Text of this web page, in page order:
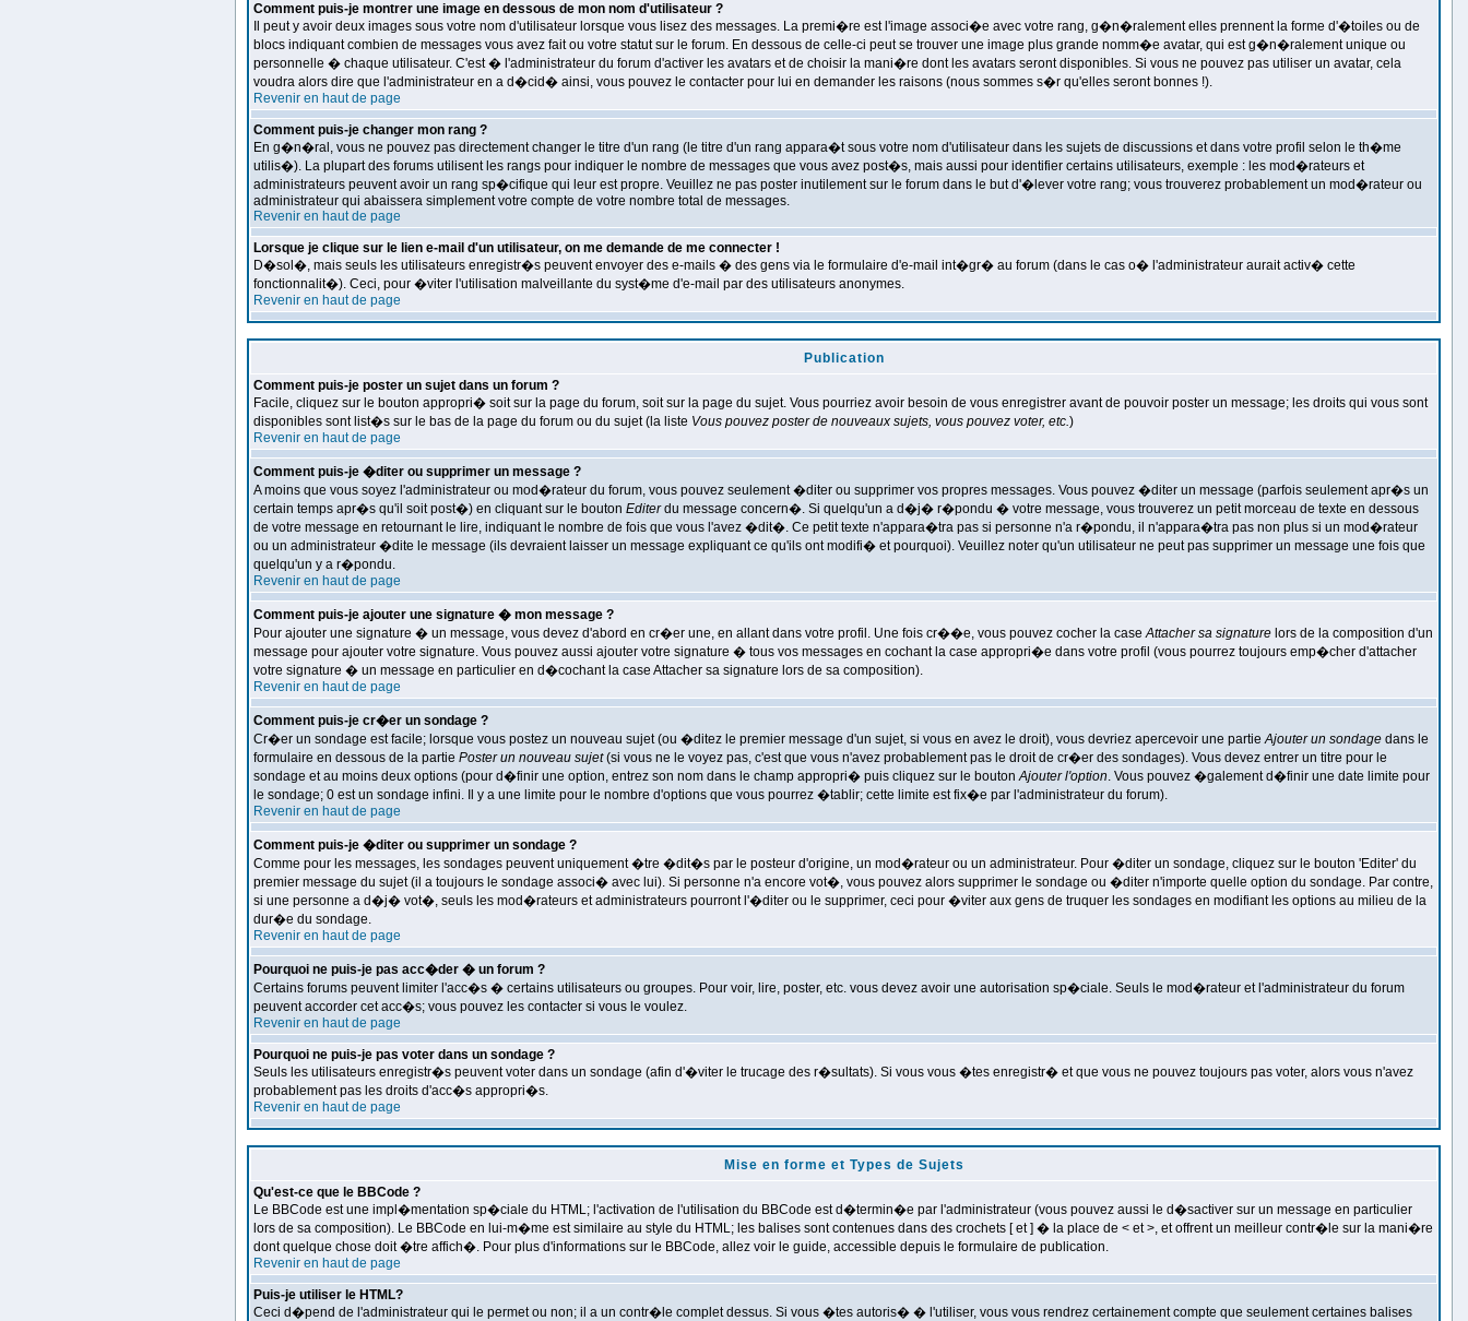
Comment puis-je montrer une image en dessous de mon nom d'utilisateur ?
Il peut y avoir deux images sous votre nom d'utilisateur lorsque vous lisez des messages. La premi�re est l'image associ�e avec votre rang, g�n�ralement elles prennent la forme d'�toiles ou de
blocs indiquant combien de messages vous avez fait ou votre statut sur le forum. En dessous de celle-ci peut se trouver une image plus grande nomm�e avatar, qui est g�n�ralement unique ou
personnelle � chaque utilisateur. C'est � l'administrateur du forum d'activer les avatars et de choisir la mani�re dont les avatars seront disponibles. Si vous ne pouvez pas utiliser un avatar, cela
voudra alors dire que l'administrateur en a d�cid� ainsi, vous pouvez le contacter pour lui en demander les raisons (nous sommes s�r qu'elles seront bonnes !).
Revenir en haut de page
Comment puis-je changer mon rang ?
En g�n�ral, vous ne pouvez pas directement changer le titre d'un rang (le titre d'un rang appara�t sous votre nom d'utilisateur dans les sujets de discussions et dans votre profil selon le th�me
utilis�). La plupart des forums utilisent les rangs pour indiquer le nombre de messages que vous avez post�s, mais aussi pour identifier certains utilisateurs, exemple : les mod�rateurs et
administrateurs peuvent avoir un rang sp�cifique qui leur est propre. Veuillez ne pas poster inutilement sur le forum dans le but d'�lever votre rang; vous trouverez probablement un mod�rateur ou
administrateur qui abaissera simplement votre compte de votre nombre total de messages.
Revenir en haut de page
Lorsque je clique sur le lien e-mail d'un utilisateur, on me demande de me connecter !
D�sol�, mais seuls les utilisateurs enregistr�s peuvent envoyer des e-mails � des gens via le formulaire d'e-mail int�gr� au forum (dans le cas o� l'administrateur aurait activ� cette
fonctionnalit�). Ceci, pour �viter l'utilisation malveillante du syst�me d'e-mail par des utilisateurs anonymes.
Revenir en haut de page
Publication
Comment puis-je poster un sujet dans un forum ?
Facile, cliquez sur le bouton appropri� soit sur la page du forum, soit sur la page du sujet. Vous pourriez avoir besoin de vous enregistrer avant de pouvoir poster un message; les droits qui vous sont
disponibles sont list�s sur le bas de la page du forum ou du sujet (la liste Vous pouvez poster de nouveaux sujets, vous pouvez voter, etc.)
Revenir en haut de page
Comment puis-je �diter ou supprimer un message ?
A moins que vous soyez l'administrateur ou mod�rateur du forum, vous pouvez seulement �diter ou supprimer vos propres messages. Vous pouvez �diter un message (parfois seulement apr�s un
certain temps apr�s qu'il soit post�) en cliquant sur le bouton Editerdu message concern�. Si quelqu'un a d�j� r�pondu � votre message, vous trouverez un petit morceau de texte en dessous
de votre message en retournant le lire, indiquant le nombre de fois que vous l'avez �dit�. Ce petit texte n'appara�tra pas si personne n'a r�pondu, il n'appara�tra pas non plus si un mod�rateur
ou un administrateur �dite le message (ils devraient laisser un message expliquant ce qu'ils ont modifi� et pourquoi). Veuillez noter qu'un utilisateur ne peut pas supprimer un message une fois que
quelqu'un y a r�pondu.
Revenir en haut de page
Comment puis-je ajouter une signature � mon message ?
Pour ajouter une signature � un message, vous devez d'abord en cr�er une, en allant dans votre profil. Une fois cr��e, vous pouvez cocher la caseAttacher sa signature lors de la composition d'un
message pour ajouter votre signature. Vous pouvez aussi ajouter votre signature � tous vos messages en cochant la case appropri�e dans votre profil (vous pourrez toujours emp�cher d'attacher
votre signature � un message en particulier en d�cochant la case Attacher sa signature lors de sa composition).
Revenir en haut de page
Comment puis-je cr�er un sondage ?
Cr�er un sondage est facile; lorsque vous postez un nouveau sujet (ou �ditez le premier message d'un sujet, si vous en avez le droit), vous devriez apercevoir une partieAjouter un sondage dans le
formulaire en dessous de la partie Poster un nouveau sujet(si vous ne le voyez pas, c'est que vous n'avez probablement pas le droit de cr�er des sondages). Vous devez entrer un titre pour le
sondage et au moins deux options (pour d�finir une option, entrez son nom dans le champ appropri� puis cliquez sur le boutonAjouter l'option. Vous pouvez �galement d�finir une date limite pour
le sondage; 0 est un sondage infini. Il y a une limite pour le nombre d'options que vous pourrez �tablir; cette limite est fix�e par l'administrateur du forum).
Revenir en haut de page
Comment puis-je �diter ou supprimer un sondage ?
Comme pour les messages, les sondages peuvent uniquement �tre �dit�s par le posteur d'origine, un mod�rateur ou un administrateur. Pour �diter un sondage, cliquez sur le bouton 'Editer' du
premier message du sujet (il a toujours le sondage associ� avec lui). Si personne n'a encore vot�, vous pouvez alors supprimer le sondage ou �diter n'importe quelle option du sondage. Par contre,
si une personne a d�j� vot�, seuls les mod�rateurs et administrateurs pourront l'�diter ou le supprimer, ceci pour �viter aux gens de truquer les sondages en modifiant les options au milieu de la
dur�e du sondage.
Revenir en haut de page
Pourquoi ne puis-je pas acc�der � un forum ?
Certains forums peuvent limiter l'acc�s � certains utilisateurs ou groupes. Pour voir, lire, poster, etc. vous devez avoir une autorisation sp�ciale. Seuls le mod�rateur et l'administrateur du forum
peuvent accorder cet acc�s; vous pouvez les contacter si vous le voulez.
Revenir en haut de page
Pourquoi ne puis-je pas voter dans un sondage ?
Seuls les utilisateurs enregistr�s peuvent voter dans un sondage (afin d'�viter le trucage des r�sultats). Si vous vous �tes enregistr� et que vous ne pouvez toujours pas voter, alors vous n'avez
probablement pas les droits d'acc�s appropri�s.
Revenir en haut de page
Mise en forme et Types de Sujets
Qu'est-ce que le BBCode ?
Le BBCode est une impl�mentation sp�ciale du HTML; l'activation de l'utilisation du BBCode est d�termin�e par l'administrateur (vous pouvez aussi le d�sactiver sur un message en particulier
lors de sa composition). Le BBCode en lui-m�me est similaire au style du HTML; les balises sont contenues dans des crochets [ et ] � la place de < et >, et offrent un meilleur contr�le sur la mani�re
dont quelque chose doit �tre affich�. Pour plus d'informations sur le BBCode, allez voir le guide, accessible depuis le formulaire de publication.
Revenir en haut de page
Puis-je utiliser le HTML?
Ceci d�pend de l'administrateur qui le permet ou non; il a un contr�le complet dessus. Si vous �tes autoris� � l'utiliser, vous vous rendrez certainement compte que seulement certaines balises